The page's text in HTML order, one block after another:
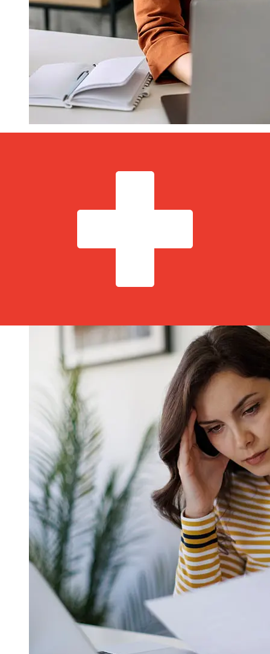
varían según el método de pago y el momento de la
Factores como los festivos bancarios y los controles de